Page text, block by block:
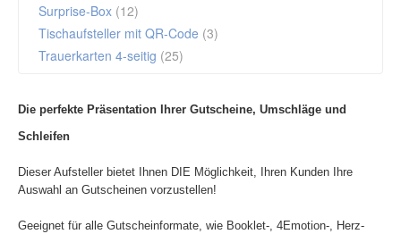
Surprise-Box (12)
Tischaufsteller mit QR-Code (3)
Trauerkarten 4-seitig (25)
Die perfekte Präsentation Ihrer Gutscheine, Umschläge und
Schleifen
Dieser Aufsteller bietet Ihnen DIE Möglichkeit, Ihren Kunden Ihre
Auswahl an Gutscheinen vorzustellen!
Geeignet für alle Gutscheinformate, wie Booklet-, 4Emotion-, Herz-